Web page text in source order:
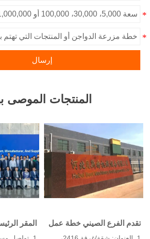
إرسال
المنتجات الموصى
المقر
يقدم حلول
تقدم الفرع الصيني خطة عمل
لمزرعة الدواجن، وتصنيع